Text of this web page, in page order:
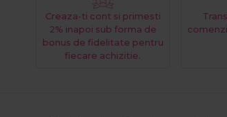
Creaza-ti cont si primesti
2% inapoi sub forma de
bonus de fidelitate pentru
fiecare achizitie.